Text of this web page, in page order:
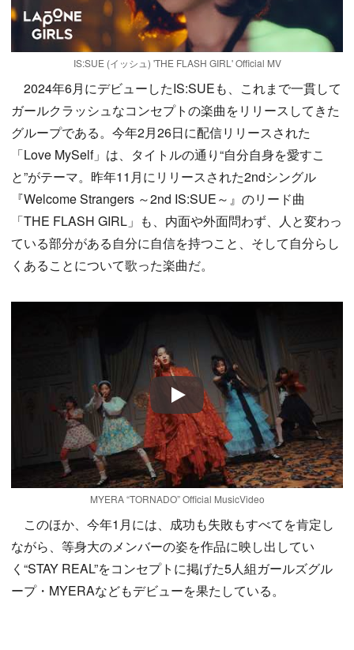
IS:SUE (イッシュ) 'THE FLASH GIRL' Official MV
2024年6月にデビューしたIS:SUEも、これまで一貫して
ガールクラッシュなコンセプトの楽曲をリリースしてきた
グループである。今年2月26日に配信リリースされた
「Love MySelf」は、タイトルの通り“自分自身を愛すこ
と”がテーマ。昨年11月にリリースされた2ndシングル
『Welcome Strangers ～2nd IS:SUE～』のリード曲
「THE FLASH GIRL」も、内面や外面問わず、人と変わっ
ている部分がある自分に自信を持つこと、そして自分らし
くあることについて歌った楽曲だ。
Play
MYERA “TORNADO” Official MusicVideo
このほか、今年1月には、成功も失敗もすべてを肯定し
ながら、等身大のメンバーの姿を作品に映し出してい
く“STAY REAL”をコンセプトに掲げた5人組ガールズグル
ープ・MYERAなどもデビューを果たしている。